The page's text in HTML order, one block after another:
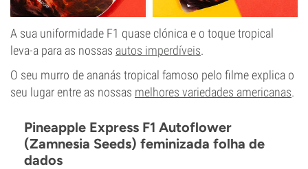
A sua uniformidade F1 quase clónica e o toque tropical
leva-a para as nossas autos imperdíveis.
O seu murro de ananás tropical famoso pelo filme explica o
seu lugar entre as nossas melhores variedades americanas.
Pineapple Express F1 Autoflower
(Zamnesia Seeds) feminizada folha de
dados